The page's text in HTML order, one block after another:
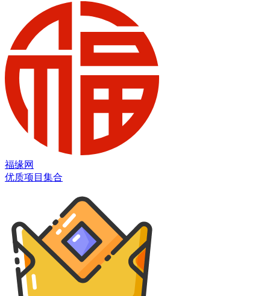
福缘网
优质项目集合